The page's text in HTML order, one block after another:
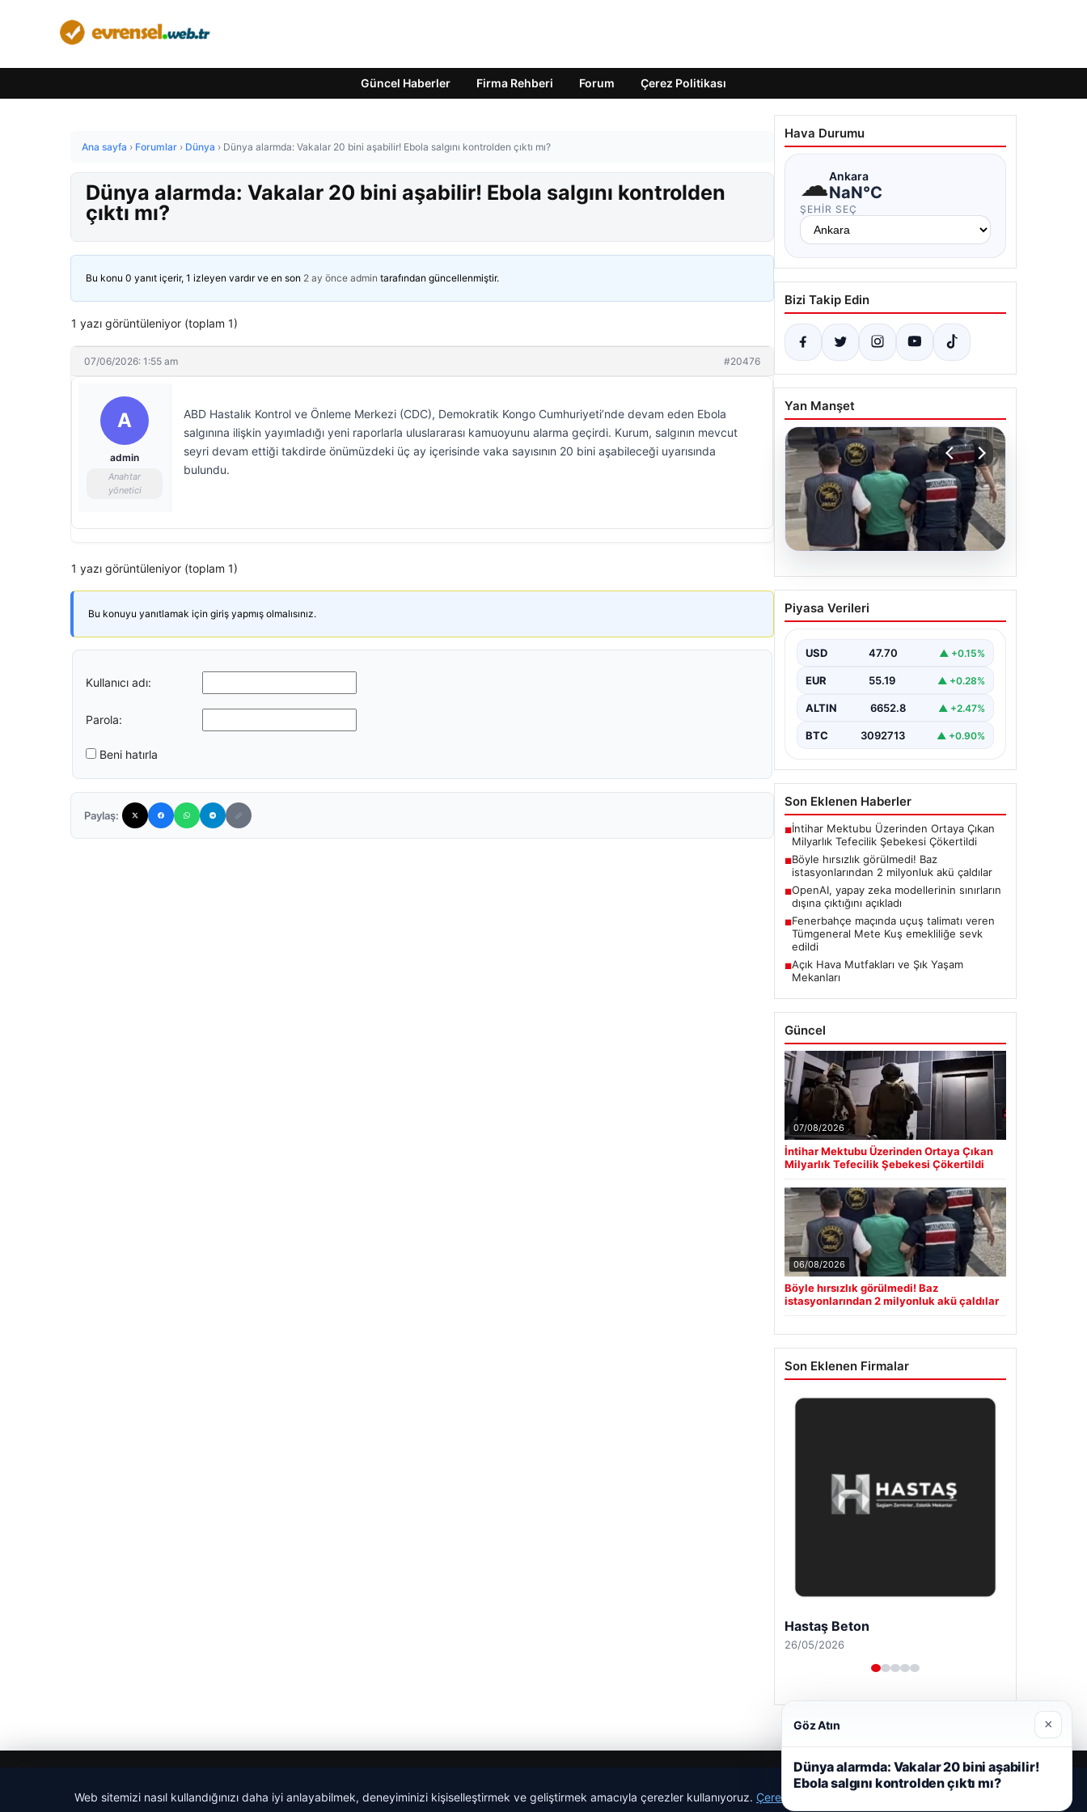
Güncel Haberler Firma Rehberi Forum Çerez Politikası
Ana sayfa › Forumlar › Dünya › Dünya alarmda: Vakalar 20 bini aşabilir! Ebola salgını kontrolden çıktı mı?
Dünya alarmda: Vakalar 20 bini aşabilir! Ebola salgını kontrolden
çıktı mı?
Bu konu 0 yanıt içerir, 1 izleyen vardır ve en son 2 ay önce admin tarafından güncellenmiştir.
1 yazı görüntüleniyor (toplam 1)
07/06/2026: 1:55 am #20476
A
admin
Anahtar
yönetici
ABD Hastalık Kontrol ve Önleme Merkezi (CDC), Demokratik Kongo Cumhuriyeti’nde devam eden Ebola
salgınına ilişkin yayımladığı yeni raporlarla uluslararası kamuoyunu alarma geçirdi. Kurum, salgının mevcut
seyri devam ettiği takdirde önümüzdeki üç ay içerisinde vaka sayısının 20 bini aşabileceği uyarısında
bulundu.
1 yazı görüntüleniyor (toplam 1)
Bu konuyu yanıtlamak için giriş yapmış olmalısınız.
Kullanıcı adı:
Parola:
Beni hatırla
Paylaş:
Hava Durumu
☁Ankara
NaN°C
ŞEHIR SEÇ
Bizi Takip Edin
Yan Manşet
06.08.2026
Böyle hırsızlık görülmedi!
Baz istasyonlarından 2
Piyasa Verileri
USD 47.70 ▲ +0.15%
EUR 55.19 ▲ +0.28%
ALTIN 6652.8 ▲ +2.47%
BTC 3092713 ▲ +0.90%
Son Eklenen Haberler
■İntihar Mektubu Üzerinden Ortaya Çıkan
Milyarlık Tefecilik Şebekesi Çökertildi
■Böyle hırsızlık görülmedi! Baz
istasyonlarından 2 milyonluk akü çaldılar
■OpenAI, yapay zeka modellerinin sınırların
dışına çıktığını açıkladı
■Fenerbahçe maçında uçuş talimatı veren
Tümgeneral Mete Kuş emekliliğe sevk
edildi
■Açık Hava Mutfakları ve Şık Yaşam
Mekanları
Güncel
07/08/2026
İntihar Mektubu Üzerinden Ortaya Çıkan
Milyarlık Tefecilik Şebekesi Çökertildi
06/08/2026
Böyle hırsızlık görülmedi! Baz
istasyonlarından 2 milyonluk akü çaldılar
Son Eklenen Firmalar
Hastaş Beton
26/05/2026
Web sitemizi nasıl kullandığınızı daha iyi anlayabilmek, deneyiminizi kişiselleştirmek ve geliştirmek amacıyla çerezler kullanıyoruz. Çerez Politikamız
Göz Atın ×
Dünya alarmda: Vakalar 20 bini aşabilir!
Ebola salgını kontrolden çıktı mı?